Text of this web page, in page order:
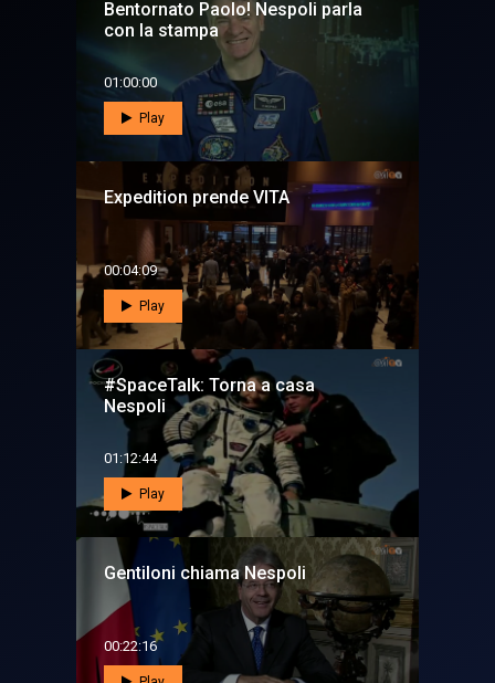
Bentornato Paolo! Nespoli parla
con la stampa
01:00:00
Play
Expedition prende VITA
00:04:09
Play
#SpaceTalk: Torna a casa
Nespoli
01:12:44
Play
Gentiloni chiama Nespoli
00:22:16